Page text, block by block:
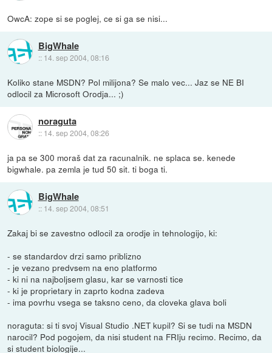
OwcA: zope si se poglej, ce si ga se nisi...
BigWhale
:: 14. sep 2004, 08:16
Koliko stane MSDN? Pol milijona? Se malo vec... Jaz se NE BI
odlocil za Microsoft Orodja... ;)
noraguta
:: 14. sep 2004, 08:26
ja pa se 300 moraš dat za racunalnik. ne splaca se. kenede
bigwhale. pa zemla je tud 50 sit. ti boga ti.
BigWhale
:: 14. sep 2004, 08:51
Zakaj bi se zavestno odlocil za orodje in tehnologijo, ki:
- se standardov drzi samo priblizno
- je vezano predvsem na eno platformo
- ki ni na najboljsem glasu, kar se varnosti tice
- ki je proprietary in zaprto kodna zadeva
- ima povrhu vsega se taksno ceno, da cloveka glava boli
noraguta: si ti svoj Visual Studio .NET kupil? Si se tudi na MSDN
narocil? Pod pogojem, da nisi student na FRIju recimo. Recimo, da
si student biologije...